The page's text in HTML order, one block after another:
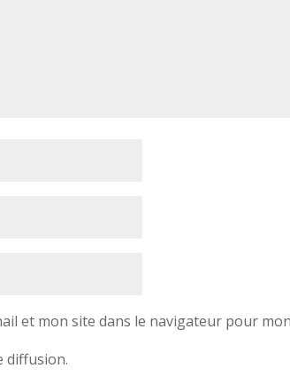
et mon site dans le navigateur pour
diffusion.